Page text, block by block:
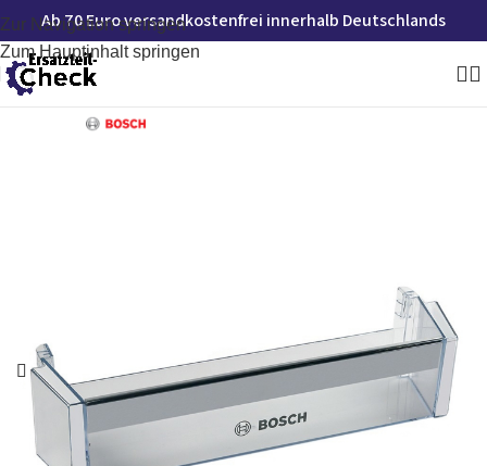
Zur Navigation springen
Zum Hauptinhalt springen
Ab 70 Euro versandkostenfrei innerhalb Deutschlands